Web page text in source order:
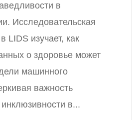
в
Исследовательская
LIDS изучает, как
о здоровье может
машинного
важность
в...